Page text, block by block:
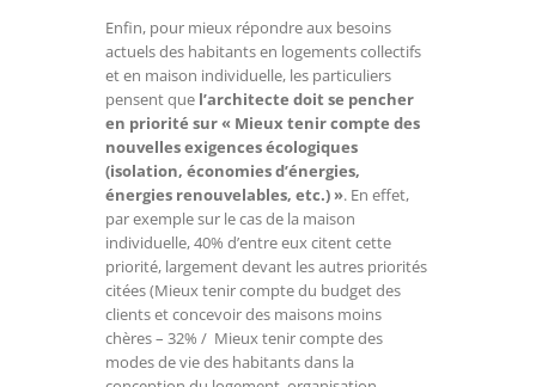
Enfin, pour mieux répondre aux besoins
actuels des habitants en logements collectifs
et en maison individuelle, les particuliers
pensent que l’architecte doit se pencher
en priorité sur « Mieux tenir compte des
nouvelles exigences écologiques
(isolation, économies d’énergies,
énergies renouvelables, etc.) ». En effet,
par exemple sur le cas de la maison
individuelle, 40% d’entre eux citent cette
priorité, largement devant les autres priorités
citées (Mieux tenir compte du budget des
clients et concevoir des maisons moins
chères – 32% / Mieux tenir compte des
modes de vie des habitants dans la